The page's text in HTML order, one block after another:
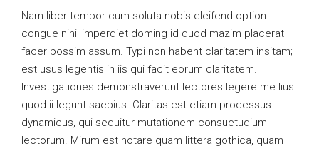
Nam liber tempor cum soluta nobis eleifend option
congue nihil imperdiet doming id quod mazim placerat
facer possim assum. Typi non habent claritatem insitam;
est usus legentis in iis qui facit eorum claritatem.
Investigationes demonstraverunt lectores legere me lius
quod ii legunt saepius. Claritas est etiam processus
dynamicus, qui sequitur mutationem consuetudium
lectorum. Mirum est notare quam littera gothica, quam